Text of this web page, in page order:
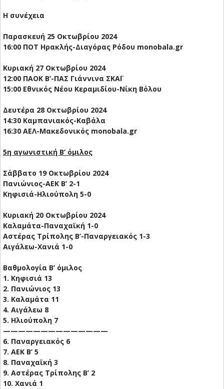
Η συνέχεια
Παρασκευή 25 Οκτωβρίου 2024
16:00 ΠΟΤ Ηρακλής-Διαγόρας Ρόδου monobala.gr
Κυριακή 27 Οκτωβρίου 2024
12:00 ΠΑΟΚ Β’-ΠΑΣ Γιάννινα ΣΚΑΪ
15:00 Εθνικός Νέου Κεραμιδίου-Νίκη Βόλου
Δευτέρα 28 Οκτωβρίου 2024
14:30 Καμπανιακός-Καβάλα
16:30 ΑΕΛ-Μακεδονικός monobala.gr
5η αγωνιστική Β’ όμιλος
Σάββατο 19 Οκτωβρίου 2024
Πανιώνιος-ΑΕΚ B’ 2-1
Κηφισιά-Ηλιούπολη 5-0
Κυριακή 20 Οκτωβρίου 2024
Καλαμάτα-Παναχαϊκή 1-0
Αστέρας Τρίπολης Β’-Παναργειακός 1-3
Αιγάλεω-Χανιά 1-0
Βαθμολογία Β’ όμιλος
1. Κηφισιά 13
2. Πανιώνιος 13
3. Καλαμάτα 11
4. Αιγάλεω 8
5. Ηλιούπολη 7
——————————————
6. Παναργειακός 6
7. ΑΕΚ Β’ 5
8. Παναχαϊκή 3
9. Αστέρας Τρίπολης Β’ 2
10. Χανιά 1